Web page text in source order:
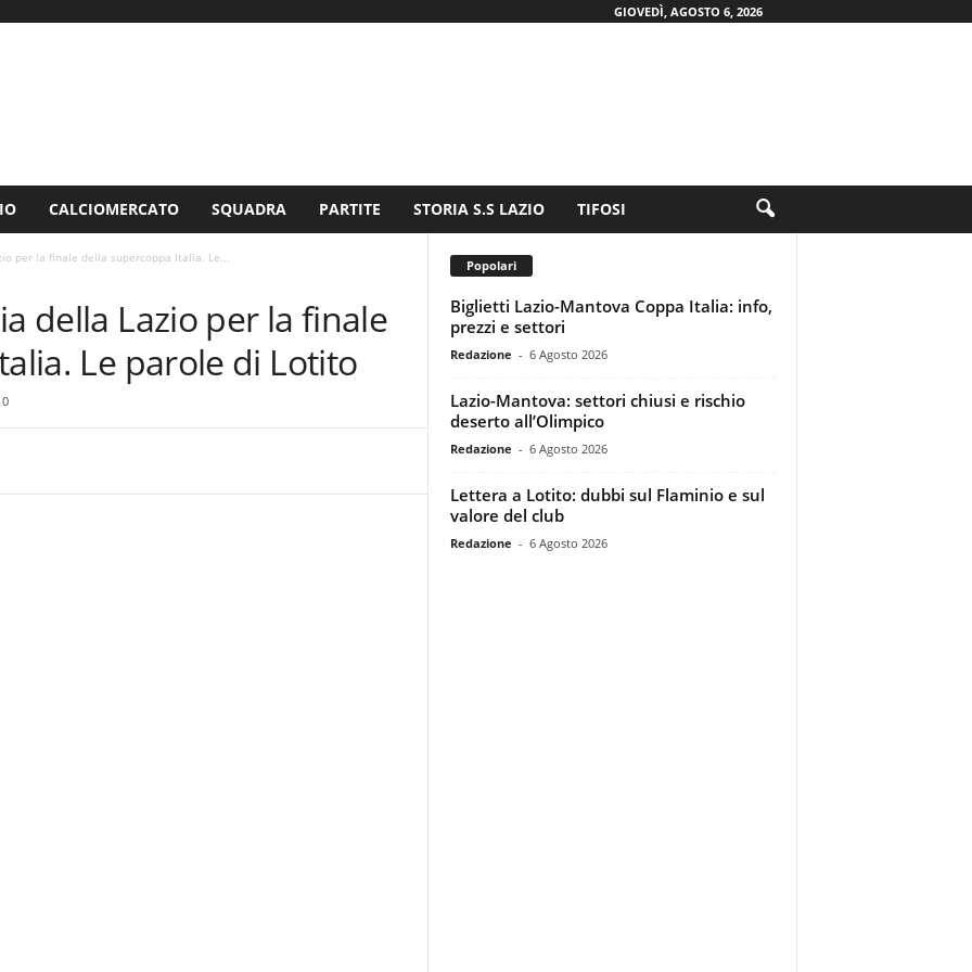
GIOVEDÌ, AGOSTO 6, 2026
CALCIOMERCATO SQUADRA PARTITE STORIA S.S LAZIO TIFOSI
per la finale della supercoppa Italia. Le...
della Lazio per la finale
Le parole di Lotito
0
Popolari
Biglietti Lazio-Mantova Coppa Italia: info,
prezzi e settori
Redazione - 6 Agosto 2026
Lazio-Mantova: settori chiusi e rischio
deserto all’Olimpico
Redazione - 6 Agosto 2026
Lettera a Lotito: dubbi sul Flaminio e sul
valore del club
Redazione - 6 Agosto 2026